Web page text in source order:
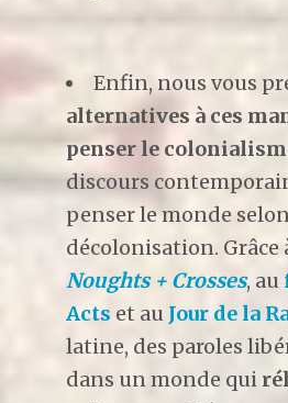
Enfin, nous vous
alternatives à ces
penser le
discours
penser le monde
décolonisation. Grâce
Noughts + Crosses, au
Acts et au Jour de la
latine, des paroles
dans un monde qui